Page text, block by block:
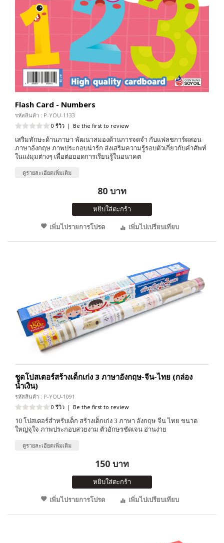
Flash Card - Numbers
รหัสสินค้า : P-YOU-1133
0 รีวิว | Be the first to review
เสริมทักษะด้านภาษา พัฒนาสมองด้านการจดจำ กับแฟลชการ์ดสอน
ภาษาอังกฤษ ภาพประกอบน่ารัก ส่งเสริมความรู้รอบตัวเกี่ยวกับคำศัพท์
ในแง่มุมต่างๆ เพื่อต่อยอดการเรียนรู้ในอนาคต
ดูรายละเอียดเพิ่มเติม
80 บาท
หยิบใส่ตะกร้า
เพิ่มไปรายการโปรด
เพิ่มไปเปรียบเทียบ
ชุดโปสเตอร์สร้างเด็กเก่ง 3 ภาษาอังกฤษ-จีน-ไทย (กล่อง
น้ำเงิน)
รหัสสินค้า : P-YOU-1091
0 รีวิว | Be the first to review
10 โปสเตอร์สำหรับเด็ก สร้างเด็กเก่ง 3 ภาษา อังกฤษ จีน ไทย ขนาด
ใหญ่จุใจ ภาพประกอบสวยงาม ตัวอักษรชัดเจน อ่านง่าย
ดูรายละเอียดเพิ่มเติม
150 บาท
หยิบใส่ตะกร้า
เพิ่มไปรายการโปรด
เพิ่มไปเปรียบเทียบ